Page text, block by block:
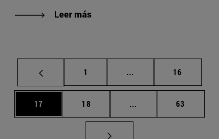
Leer más
Página
1 ... Páginas intermedias
Página
16
Página
17 Página
18 ... Páginas intermedias
Página
63